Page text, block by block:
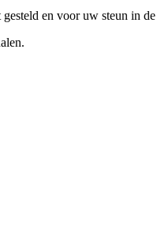
en voor uw steun in